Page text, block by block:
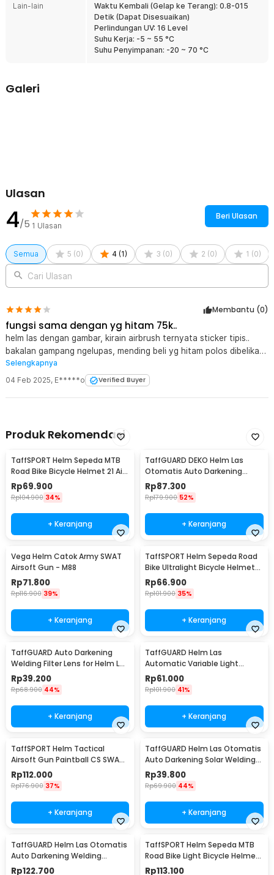
Kelengkapan Produk
Rincian yang Anda dapatkan untuk pembelian produk ini:
1 x TaffGUARD Helm Las Otomatis Auto Darkening Welding
Lain-lain
Waktu Kembali (Gelap ke Terang): 0.8-015
Detik (Dapat Disesuaikan)
Perlindungan UV: 16 Level
Suhu Kerja: -5 ~ 55 °C
Suhu Penyimpanan: -20 ~ 70 °C
Galeri
Ulasan
4/5 1 Ulasan
Beri Ulasan
Semua 5 (0) 4 (1 ) 3 (0) 2 (0) 1 (0)
Cari Ulasan
Membantu (0)
fungsi sama dengan yg hitam 75k..
helm las dengan gambar, kirain airbrush ternyata sticker tipis..
bakalan gampang ngelupas, mending beli yg hitam polos dibelikan
sticker
Selengkapnya
04 Feb 2025, E*****o Verified Buyer
Produk Rekomendasi
TaffSPORT Helm Sepeda MTB
Road Bike Bicycle Helmet 21 Air
Vent - X10
Rp69.900
Rp104.900 34%
+ Keranjang
TaffGUARD DEKO Helm Las
Otomatis Auto Darkening
Welding Helmet - HW24
Rp87.300
Rp179.900 52%
+ Keranjang
Vega Helm Catok Army SWAT
Airsoft Gun - M88
Rp71.800
Rp116.900 39%
+ Keranjang
TaffSPORT Helm Sepeda Road
Bike Ultralight Bicycle Helmet
18 Air Vent - X40
Rp66.900
Rp101.900 35%
+ Keranjang
TaffGUARD Auto Darkening
Welding Filter Lens for Helm Las
- TX500CF
Rp39.200
Rp68.900 44%
+ Keranjang
TaffGUARD Helm Las
Automatic Variable Light
Welding Mask Cap Shield -
HJ30
Rp61.000
Rp101.900 41%
+ Keranjang
TaffSPORT Helm Tactical
Airsoft Gun Paintball CS SWAT
Helmet - MICH2000
Rp112.000
Rp176.900 37%
+ Keranjang
TaffGUARD Helm Las Otomatis
Auto Darkening Solar Welding
Helmet - HJ19
Rp39.800
Rp69.900 44%
+ Keranjang
TaffGUARD Helm Las Otomatis
Auto Darkening Welding
Helmet - HW10
Rp122.700
TaffSPORT Helm Sepeda MTB
Road Bike Light Bicycle Helmet
19 Air Vent - X15
Rp113.100